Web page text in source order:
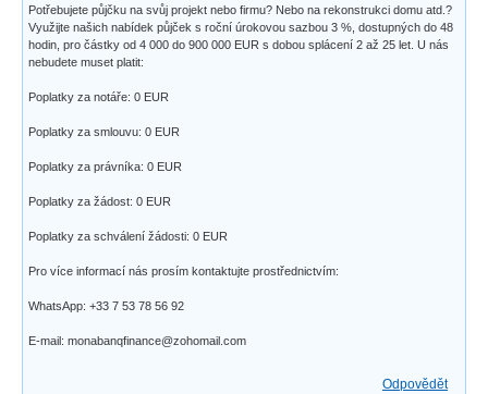
Potřebujete půjčku na svůj projekt nebo firmu? Nebo na rekonstrukci domu atd.?
Využijte našich nabídek půjček s roční úrokovou sazbou 3 %, dostupných do 48
hodin, pro částky od 4 000 do 900 000 EUR s dobou splácení 2 až 25 let. U nás
nebudete muset platit:
Poplatky za notáře: 0 EUR
Poplatky za smlouvu: 0 EUR
Poplatky za právníka: 0 EUR
Poplatky za žádost: 0 EUR
Poplatky za schválení žádosti: 0 EUR
Pro více informací nás prosím kontaktujte prostřednictvím:
WhatsApp: +33 7 53 78 56 92
E-mail: monabanqfinance@zohomail.com
Odpovědět